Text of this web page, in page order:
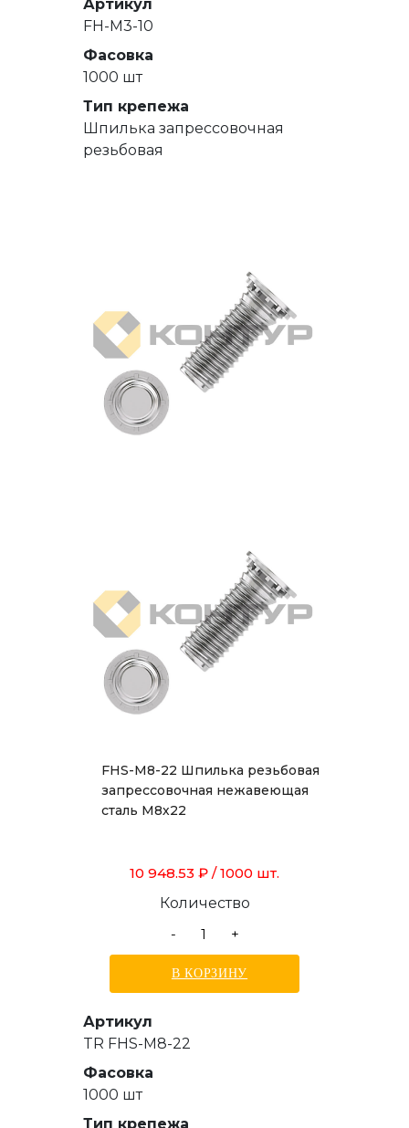
Артикул
FH-M3-10
Фасовка
1000 шт
Тип крепежа
Шпилька запрессовочная
резьбовая
FHS-M8-22 Шпилька резьбовая
запрессовочная нежавеющая
сталь М8х22
10 948.53 ₽ / 1000 шт.
Количество
-
+
В КОРЗИНУ
Артикул
TR FHS-M8-22
Фасовка
1000 шт
Тип крепежа